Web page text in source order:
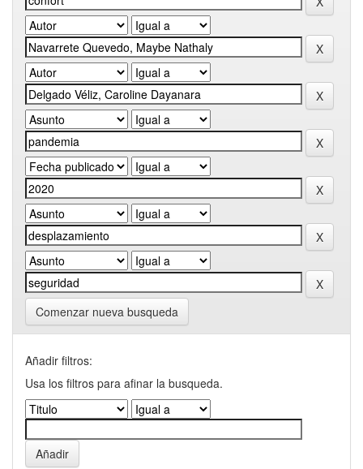
Comenzar nueva busqueda
Añadir filtros:
Usa los filtros para afinar la busqueda.